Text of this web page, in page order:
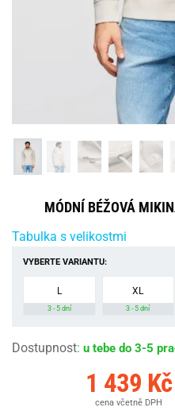
MÓDNÍ BÉŽOVÁ
Tabulka s velikostmi
VYBERTE VARIANTU:
L
3 - 5 dní
XL
3 - 5 dní
Dostupnost: u tebe do 3-5
1 439 Kč
cena včetně DPH